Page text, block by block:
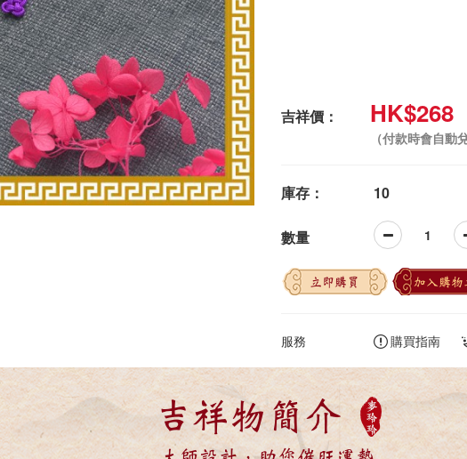
吉祥價： HK$268
（付款時會自
庫存： 10
數量
立即購買 加入購物
服務 購買指南
吉祥物簡介